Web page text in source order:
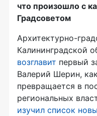
что произошло с
Градсоветом
Архитектурно-
Калининградской
возглавит первый
Валерий Шерин,
превращается в
региональных
изучил список